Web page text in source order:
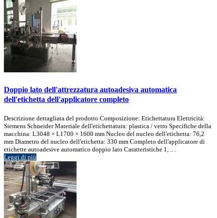
Doppio lato dell'attrezzatura autoadesiva automatica
dell'etichetta dell'applicatore completo
Descrizione dettagliata del prodotto Composizione: Etichettatura Elettricità:
Siemens Schneider Materiale dell'etichettatura: plastica / vetro Specifiche della
macchina: L3048 × L1700 × 1600 mm Nucleo del nucleo dell'etichetta: 76,2
mm Diametro del nucleo dell'etichetta: 330 mm Completo dell'applicatore di
etichette autoadesive automatico doppio lato Caratteristiche 1, .. .
Leggi di più